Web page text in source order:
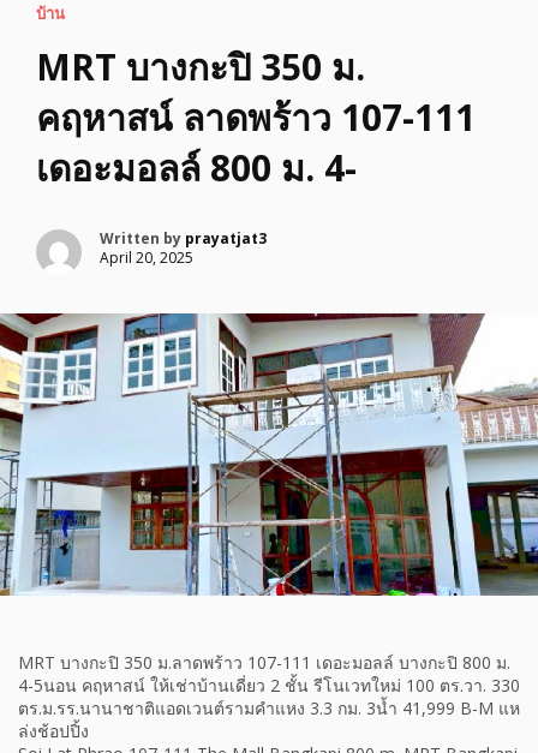
บ้าน
MRT บางกะปิ 350 ม.
คฤหาสน์ ลาดพร้าว 107-111
เดอะมอลล์ 800 ม. 4-
Written by prayatjat3
April 20, 2025
MRT บางกะปิ 350 ม.ลาดพร้าว 107-111 เดอะมอลล์ บางกะปิ 800 ม.
4-5นอน คฤหาสน์ ให้เช่าบ้านเดี่ยว 2 ชั้น รีโนเวทใหม่ 100 ตร.วา. 330
ตร.ม.รร.นานาชาติแอดเวนต์รามคำแหง 3.3 กม. 3น้ำ 41,999 B-M แห
ล่งช้อปปิ้ง